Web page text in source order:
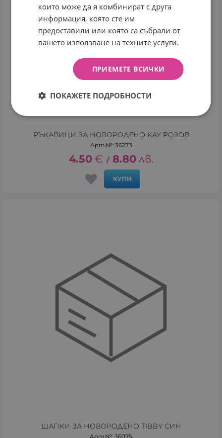
РЪКАВИЦИ ЗА НОВОРОДЕНО KAY РОЗОВ
Арт.№: 36273
4.50 € / 8.80 лв.
КУПИ
ШАПКИ ЗА НОВОРОДЕНО TIBBY СИН
Арт.№: 36075
които може да я комбинират с друга
информация, която сте им
предоставили или която са събрали от
вашето използване на техните услуги.
ПРИЕМЕТЕ ВСИЧКИ
ПОКАЖЕТЕ ПОДРОБНОСТИ